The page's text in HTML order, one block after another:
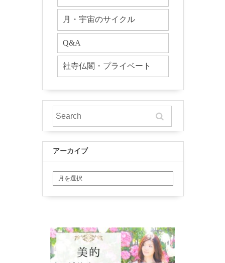
月・宇宙のサイクル
Q&A
社寺仏閣・プライベート
アーカイブ